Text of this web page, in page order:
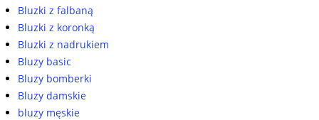
Bluzki z falbaną
Bluzki z koronką
Bluzki z nadrukiem
Bluzy basic
Bluzy bomberki
Bluzy damskie
bluzy męskie